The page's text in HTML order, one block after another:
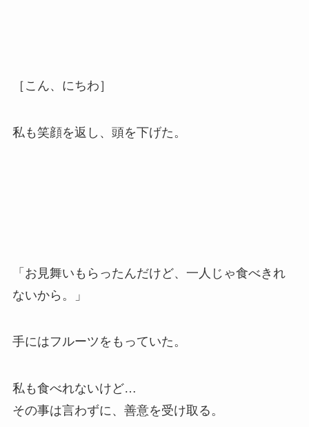
［こん、にちわ］
私も笑顔を返し、頭を下げた。
「お見舞いもらったんだけど、一人じゃ食べきれ
ないから。」
手にはフルーツをもっていた。
私も食べれないけど…
その事は言わずに、善意を受け取る。